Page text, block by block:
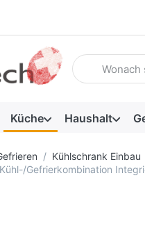
Geben Sie
Küche Haushalt
Kühlschrank Einbau
Gefrierkombination